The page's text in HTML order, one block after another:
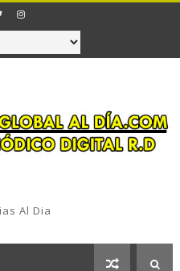
Al Dia